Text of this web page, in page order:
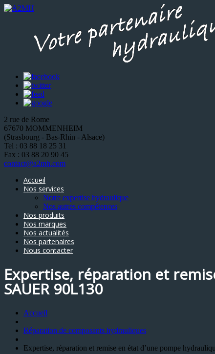
2 rue de Rome
67670 MOMMENHEIM
(Strasbourg - Bas-Rhin - Alsace)
Tel : 03 88 18 25 31
Fax : 03 88 20 90 45
contact@a2mh.com
Accueil
Nos services
Notre expertise hydraulique
Nos autres compétences
Nos produits
Nos marques
Nos actualités
Nos partenaires
Nous contacter
Expertise, réparation et
SAUER 90L130
Accueil
Réparation de composants hydrauliques
Expertise, réparation et remise en état d’une pompe